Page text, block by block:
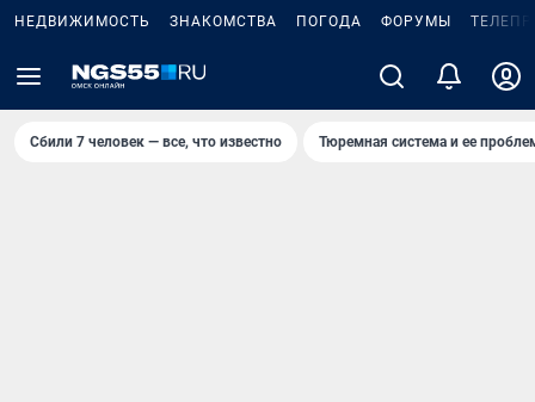
НЕДВИЖИМОСТЬ ЗНАКОМСТВА ПОГОДА ФОРУМЫ
Сбили 7 человек — все, что известно Тюремная система и ее